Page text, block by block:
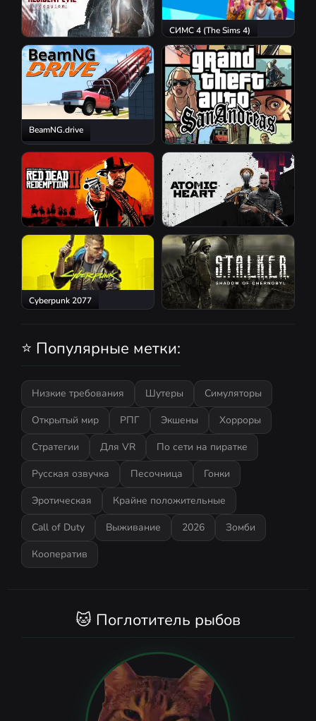
Resident Evil Requiem
СИМС 4 (The Sims 4)
BeamNG.drive
GTA San Andreas
Red Dead Redemption 2 Atomic Heart
Cyberpunk 2077
⭐ Популярные метки:
Низкие требования Шутеры
Симуляторы
Открытый мир
РПГ Экшены
Хорроры
Стратегии
Для VR
По сети на пиратке
Русская озвучка
Песочница
Гонки
Эротическая
Крайне положительные
Call of Duty
Выживание 2026
Зомби
Кооператив
🐱 Поглотитель рыбов